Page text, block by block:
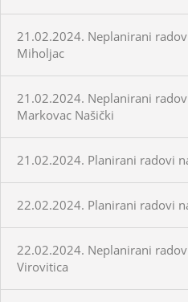
21.02.2024. Neplanirani
Miholjac
21.02.2024. Neplanirani
Markovac Našički
21.02.2024. Planirani radovi
22.02.2024. Planirani radovi
22.02.2024. Neplanirani
Virovitica